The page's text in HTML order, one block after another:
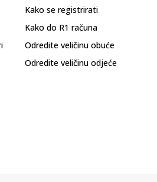
Kako se registrirati
Kako do R1 računa
Odredite veličinu obuće
Odredite veličinu odjeće